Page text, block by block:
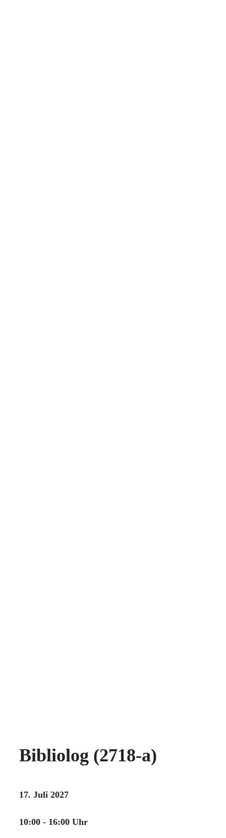
Bibliolog (2718-a)
17. Juli 2027
10:00 - 16:00 Uhr